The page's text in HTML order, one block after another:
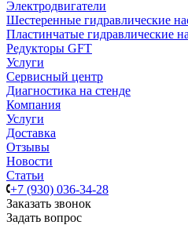
Электродвигатели
Шестеренные гидравлические
Пластинчатые гидравлические
Редукторы GFT
Услуги
Сервисный центр
Диагностика на стенде
Компания
Услуги
Доставка
Отзывы
Новости
Статьи
+7 (930) 036-34-28
Заказать звонок
Задать вопрос